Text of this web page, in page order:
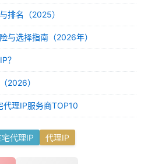
排名（2025）
与选择指南（2026年）
？
2026）
理IP服务商TOP10
宅代理IP 代理IP